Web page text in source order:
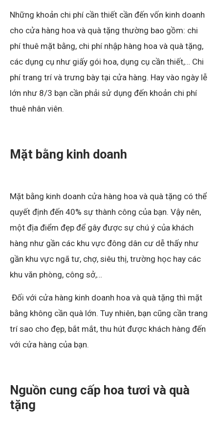
Những khoản chi phí cần thiết cần đến vốn kinh doanh
cho cửa hàng hoa và quà tặng thường bao gồm: chi
phí thuê mặt bằng, chi phí nhập hàng hoa và quà tặng,
các dụng cụ như giấy gói hoa, dụng cụ cần thiết,… Chi
phí trang trí và trưng bày tại cửa hàng. Hay vào ngày lễ
lớn như 8/3 bạn cần phải sử dụng đến khoản chi phí
thuê nhân viên.
Mặt bằng kinh doanh
Mặt bằng kinh doanh cửa hàng hoa và quà tặng có thể
quyết định đến 40% sự thành công của bạn. Vậy nên,
một địa điểm đẹp để gây được sự chú ý của khách
hàng như gần các khu vực đông dân cư dễ thấy như
gần khu vực ngã tư, chợ, siêu thị, trường học hay các
khu văn phòng, công sở,…
Đối với cửa hàng kinh doanh hoa và quà tặng thì mặt
bằng không cần quà lớn. Tuy nhiên, bạn cũng cần trang
trí sao cho đẹp, bắt mắt, thu hút được khách hàng đến
với cửa hàng của bạn.
Nguồn cung cấp hoa tươi và quà
tặng